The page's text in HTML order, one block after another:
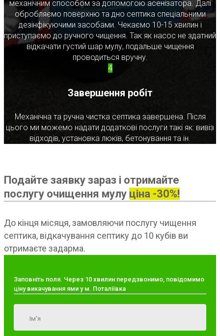
механічним способом за допомогою асенізатора. Далі
обробляємо поверхню та дно септика спеціальними
дезінфікуючими засобами. Чекаємо 10-15 хвилин і
приступаємо до ручного чищення. Так як насос не здатний
відкачати густий шар мулу, подальше чищення
проводиться вручну.
4
Завершення робіт
Механічна та ручна чистка септика завершена. Після
цього ми можемо надати додаткові послуги такі як: вивіз
відходів, установка люків, бетонування та ін.
Подайте заявку зараз і отримайте
послугу очищення мулу ціна -30%!
До кінця місяця, замовляючи послугу чищення
септика, відкачування септику до 10 кубів ви
отримаєте задарма.
Заповніть поля. Через 10 хвилин передзвонимо, повідомимо
ціну викачування ями у м. Поталіївка